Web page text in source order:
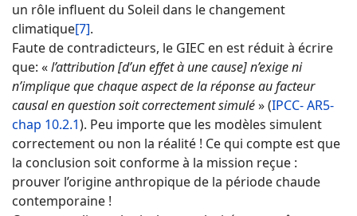
un rôle influent du Soleil dans le changement
climatique[7].
Faute de contradicteurs, le GIEC en est réduit à écrire
que: «l’attribution [d’un effet à une cause] n’exige ni
n’implique que chaque aspect de la réponse au facteur
causal en question soit correctement simulé» (IPCC- AR5-
chap 10.2.1). Peu importe que les modèles simulent
correctement ou non la réalité ! Ce qui compte est que
la conclusion soit conforme à la mission reçue :
prouver l’origine anthropique de la période chaude
contemporaine !